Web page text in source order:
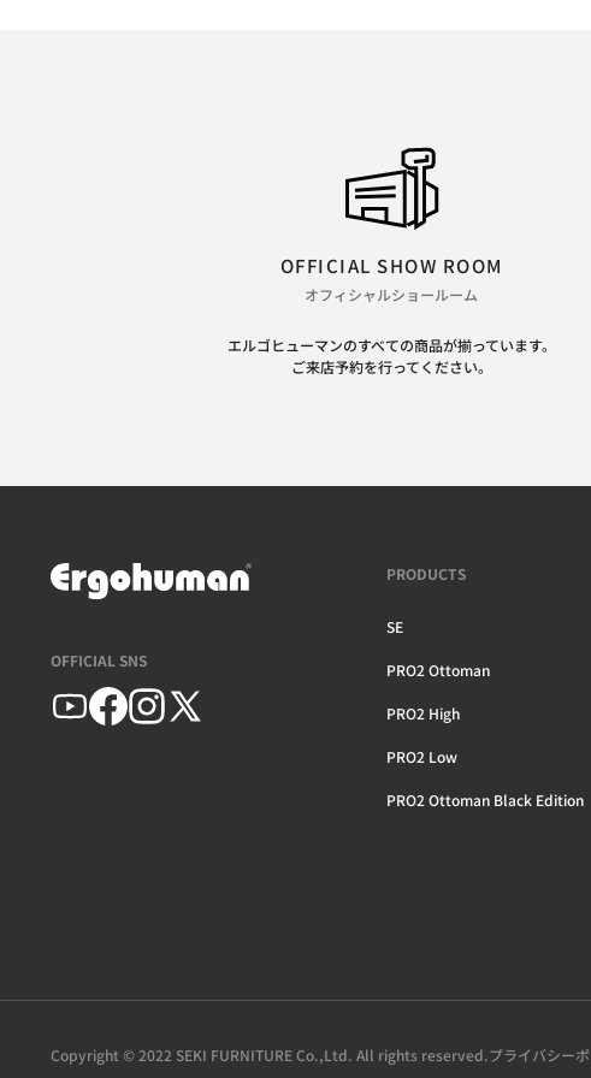
OFFICIAL SHOW ROOM
オフィシャルショールーム
エルゴヒューマンのすべての商品が揃っています。
ご来店予約を行ってください。
OFFICIAL SNS
PRODUCTS
PRO2 Ottoman
PRO2 High
PRO2 Low
SE
PRO2 Ottoman Black Edition
Copyright © 2022 SEKI FURNITURE Co.,Ltd. All rights reserved.プライバシー